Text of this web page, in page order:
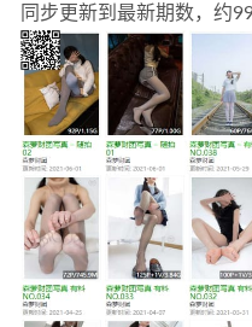
同步更新到最新期数，约
[Xiuren秀人网]2023.06.28
643MB]
2023-12-08
屿鱼 – NO.014 圣诞[16P-
[XIUREN秀人网
762MB]
2022-12-29
贞子蜜桃 – 写真图片合
[Xiuren秀人网
ula[79+1P/987MB] 2025-10-01